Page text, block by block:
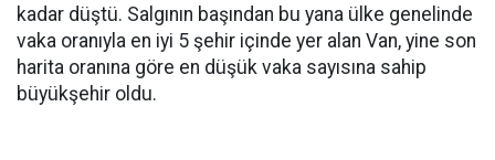
kadar düştü. Salgının başından bu yana ülke genelinde
vaka oranıyla en iyi 5 şehir içinde yer alan Van, yine son
harita oranına göre en düşük vaka sayısına sahip
büyükşehir oldu.